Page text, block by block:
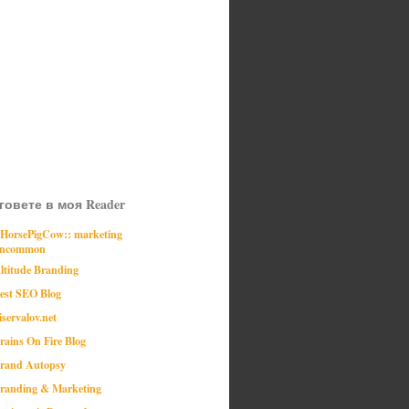
в моя Reader
marketing
Branding
SEO Blog
On Fire Blog
Autopsy
& Marketing